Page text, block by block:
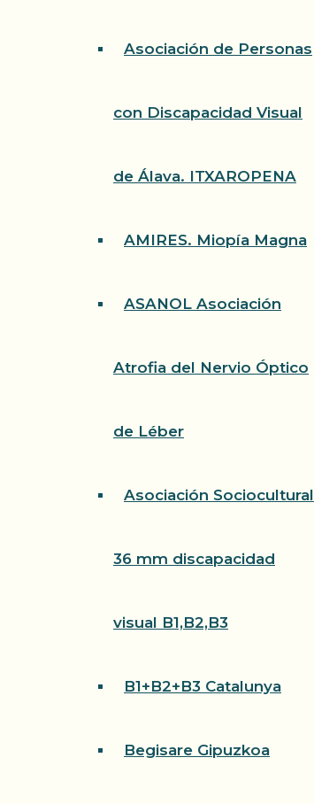
Asociación de Personas
con Discapacidad Visual
de Álava. ITXAROPENA
AMIRES. Miopía Magna
ASANOL Asociación
Atrofia del Nervio Óptico
de Léber
Asociación Sociocultural
36 mm discapacidad
visual B1,B2,B3
B1+B2+B3 Catalunya
Begisare Gipuzkoa